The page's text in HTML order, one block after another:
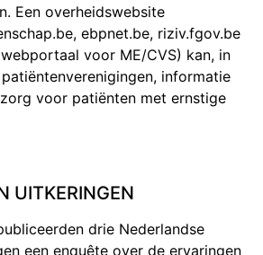
Een overheidswebsite
ebpnet.be, riziv.fgov.be
voor ME/CVS) kan, in
informatie
voor patiënten met ernstige
UITKERINGEN
drie Nederlandse
een enquête over de ervaringen